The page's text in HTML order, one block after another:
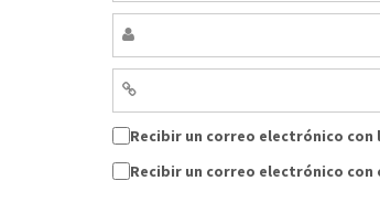
Recibir un correo electrónico
Recibir un correo electrónico con